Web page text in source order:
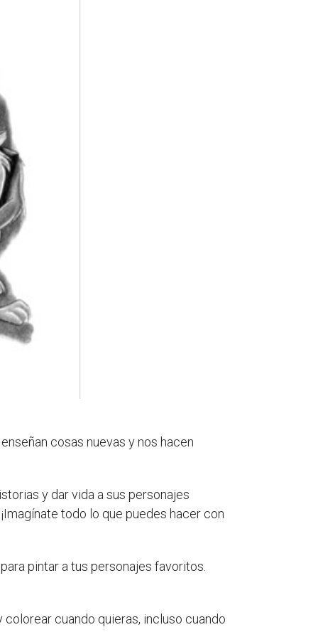
cosas nuevas y nos hacen
y dar vida a sus personajes
todo lo que puedes hacer con
pintar a tus personajes favoritos.
cuando quieras, incluso cuando